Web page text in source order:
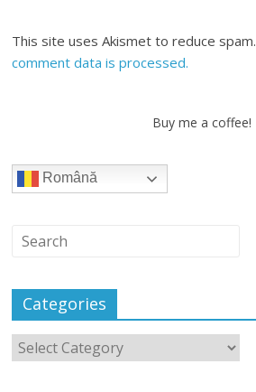
This site uses Akismet to reduce spam.
comment data is processed.
Buy me a coffee!
Română
Categories